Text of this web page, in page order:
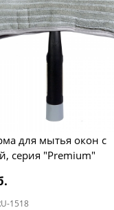
для мытья окон с
серия "Premium"
1518